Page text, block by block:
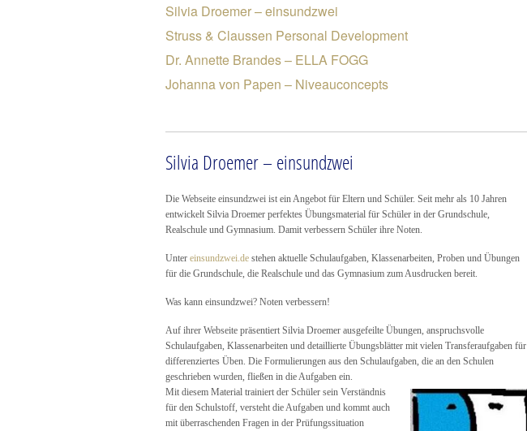
Silvia Droemer – einsundzwei
Struss & Claussen Personal Development
Dr. Annette Brandes – ELLA FOGG
Johanna von Papen – Niveauconcepts
Silvia Droemer – einsundzwei
Die Webseite einsundzwei ist ein Angebot für Eltern und Schüler. Seit mehr als 10 Jahren
entwickelt Silvia Droemer perfektes Übungsmaterial für Schüler in der Grundschule,
Realschule und Gymnasium. Damit verbessern Schüler ihre Noten.
Unter einsundzwei.de stehen aktuelle Schulaufgaben, Klassenarbeiten, Proben und Übungen
für die Grundschule, die Realschule und das Gymnasium zum Ausdrucken bereit.
Was kann einsundzwei? Noten verbessern!
Auf ihrer Webseite präsentiert Silvia Droemer ausgefeilte Übungen, anspruchsvolle
Schulaufgaben, Klassenarbeiten und detaillierte Übungsblätter mit vielen Transferaufgaben für
differenziertes Üben. Die Formulierungen aus den Schulaufgaben, die an den Schulen
geschrieben wurden, fließen in die Aufgaben ein.
Mit diesem Material trainiert der Schüler sein Verständnis
für den Schulstoff, versteht die Aufgaben und kommt auch
mit überraschenden Fragen in der Prüfungssituation